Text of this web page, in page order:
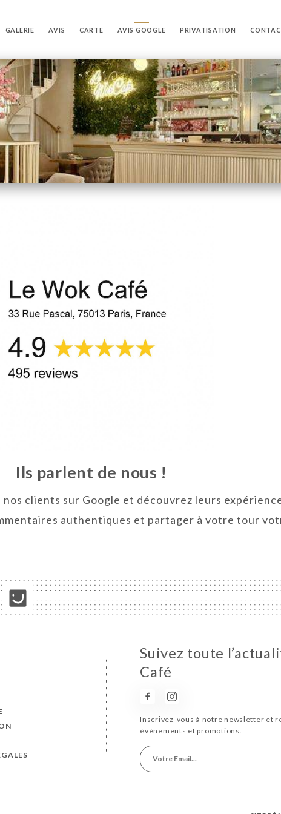
GALERIE AVIS CARTE AVIS GOOGLE PRIVATISATION
Ils parlent de nous !
clients sur Google et découvrez leurs
authentiques et partager à votre tour
Suivez toute
Café
Inscrivez-vous à notre newsletter et
évènements et promotions.